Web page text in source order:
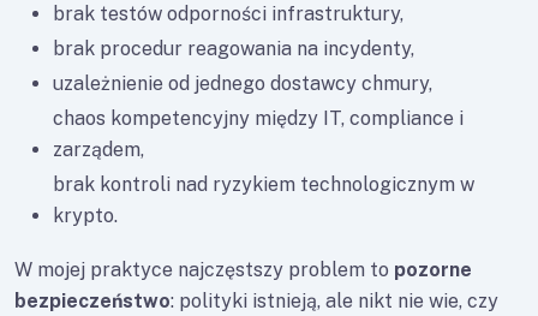
brak testów odporności infrastruktury,
brak procedur reagowania na incydenty,
uzależnienie od jednego dostawcy chmury,
chaos kompetencyjny między IT, compliance i
zarządem,
brak kontroli nad ryzykiem technologicznym w
krypto.
W mojej praktyce najczęstszy problem to pozorne
bezpieczeństwo: polityki istnieją, ale nikt nie wie, czy